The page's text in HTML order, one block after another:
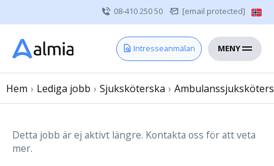
08-410 250 50 [email protected]
Intresseanmälan MENY
Hem
Vårdgivare
Om oss
Hem › Lediga jobb › Sjuksköterska ›
Detta jobb är ej aktivt längre. Kontakta oss för att veta
mer.